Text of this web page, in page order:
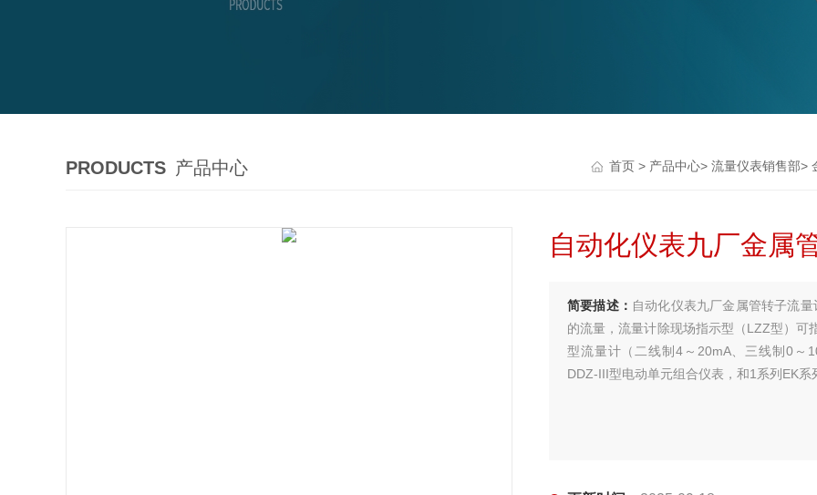
PRODUCTS 产品中心 首页 > 产品中心> 流量仪表销售部>
自动化仪表九厂金属
简要描述： 自动化仪表九厂金属管转子流
的流量，流量计除现场指示型（LZZ型）
型流量计（二线制4～20mA、三线制0～
DDZ-III型电动单元组合仪表，和1系列EK系